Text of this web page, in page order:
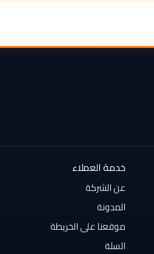
خدمة العملاء
عن الشركة
المدونة
موقعنا على الخريطة
السلة